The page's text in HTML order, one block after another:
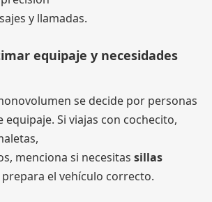
y llamadas.
equipaje y necesidades
se decide por personas
equipaje. Si viajas con cochecito,
menciona si necesitas sillas
prepara el vehículo correcto.